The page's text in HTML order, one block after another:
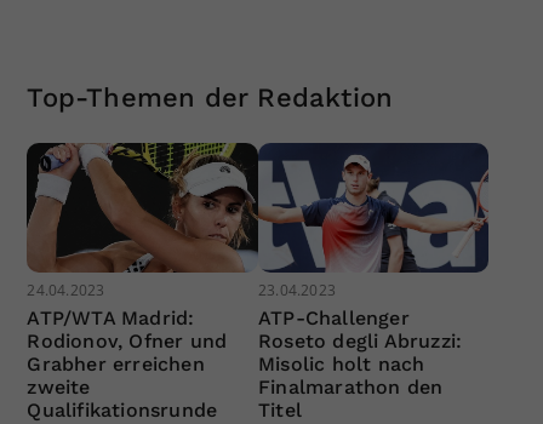
Top-Themen der Redaktion
24.04.2023
ATP/WTA Madrid:
Rodionov, Ofner und
Grabher erreichen
zweite
Qualifikationsrunde
23.04.2023
ATP-Challenger
Roseto degli Abruzzi:
Misolic holt nach
Finalmarathon den
Titel